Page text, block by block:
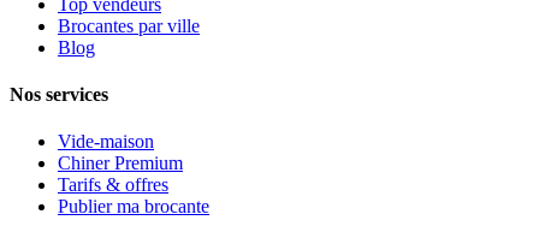
Brocantes par ville
Blog
Nos services
Vide-maison
Chiner Premium
Tarifs & offres
Publier ma brocante